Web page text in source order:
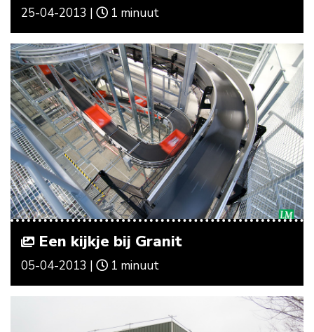
25-04-2013 | 1 minuut
Een kijkje bij Granit
05-04-2013 | 1 minuut